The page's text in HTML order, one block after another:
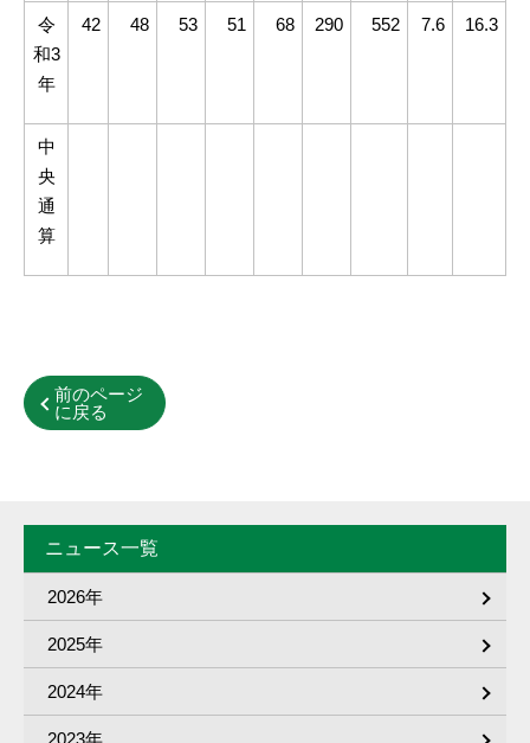
令
和3
年
42 48 53 51 68 290 552 7.6 16.3
中
央
通
算
前のページ
に戻る
ニュース一覧
2026年
2025年
2024年
2023年